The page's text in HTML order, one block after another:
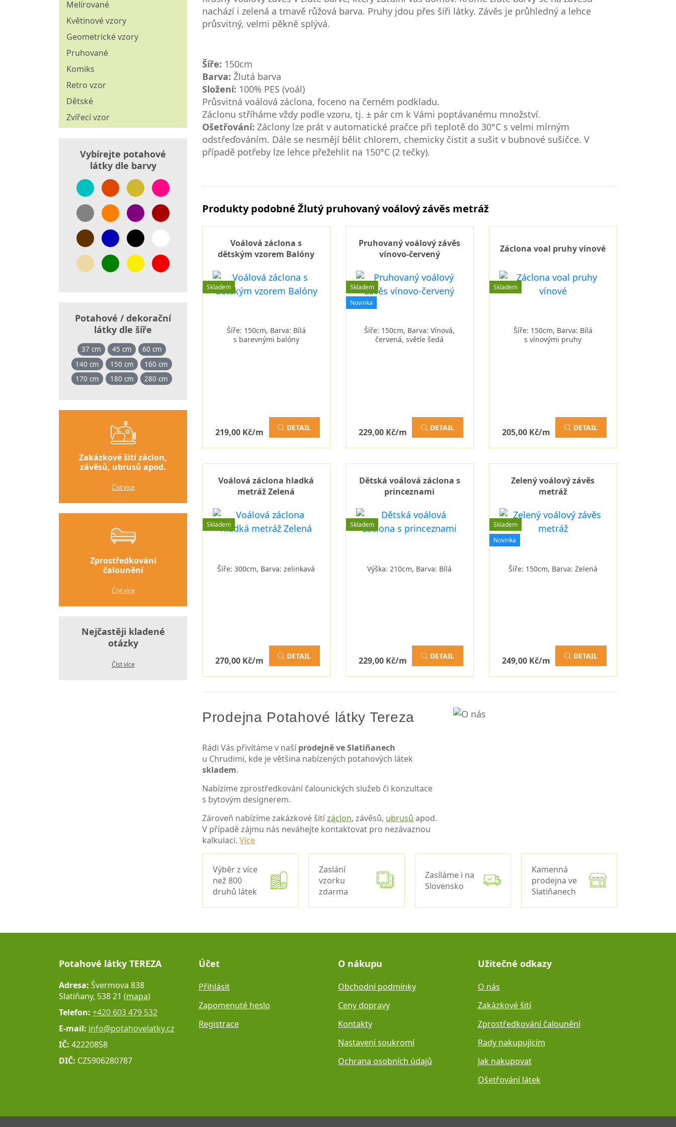
Štoly
Ubrusoviny
Vánoční dekorační látky
Závěsové látky
Povlečení
Přikrývky
Melírované
Květinové vzory
Geometrické vzory
Pruhované
Komiks
Retro vzor
Dětské
Zvířecí vzor
Vybírejte potahové
látky dle barvy
Potahové / dekorační
látky dle šíře
37 cm 45 cm
60 cm
140 cm
150 cm
160 cm
170 cm
180 cm 280 cm
Zakázkové šití záclon,
závěsů, ubrusů apod.
Číst více
Zprostředkování
čalounění
Číst více
Nejčastěji kladené
otázky
Číst více
nachází i zelená a tmavě růžová barva. Pruhy jdou přes šíři látky. Závěs je průhledný a lehce
průsvitný, velmi pěkně splývá.
Šíře: 150cm
Barva: Žlutá barva
Složení: 100% PES (voál)
Průsvitná voálová záclona, foceno na černém podkladu.
Záclonu stříháme vždy podle vzoru, tj. ± pár cm k Vámi poptávanému množství.
Ošetřování: Záclony lze prát v automatické pračce při teplotě do 30°C s velmi mírným
odstřeďováním. Dále se nesmějí bělit chlorem, chemicky čistit a sušit v bubnové sušičce. V
případě potřeby lze lehce přežehlit na 150°C (2 tečky).
Produkty podobné Žlutý pruhovaný voálový závěs metráž
Voálová záclona s
dětským vzorem Balóny
Skladem
Šíře: 150cm, Barva: Bílá
s barevnými balóny
219,00 Kč/m DETAIL
Pruhovaný voálový závěs
vínovo-červený
Skladem
Novinka
Šíře: 150cm, Barva: Vínová,
červená, světle šedá
229,00 Kč/m DETAIL
Záclona voal pruhy vínové
Skladem
Šíře: 150cm, Barva: Bílá
s vínovými pruhy
205,00 Kč/m DETAIL
Voálová záclona hladká
metráž Zelená
Skladem
Šíře: 300cm, Barva: zelinkavá
270,00 Kč/m DETAIL
Dětská voálová záclona s
princeznami
Skladem
Výška: 210cm, Barva: Bílá
229,00 Kč/m DETAIL
Zelený voálový závěs
metráž
Skladem
Novinka
Šíře: 150cm, Barva: Zelená
249,00 Kč/m DETAIL
Prodejna Potahové látky Tereza
Rádi Vás přivítáme v naší prodejně ve Slatiňanech
u Chrudimi, kde je většina nabízených potahových látek
skladem.
Nabízíme zprostředkování čalounických služeb či konzultace
s bytovým designerem.
Zároveň nabízíme zakázkové šitízáclon, závěsů, ubrusů apod.
V případě zájmu nás neváhejte kontaktovat pro nezávaznou
kalkulaci. Více
Výběr z více
než 800
druhů látek
Zaslání
vzorku
zdarma
Zasíláme i na
Slovensko
Kamenná
prodejna ve
Slatiňanech
Potahové látky TEREZA
Adresa: Švermova 838
Slatiňany, 538 21 (mapa)
Telefon: +420 603 479 532
E-mail: info@potahovelatky.cz
IČ: 42220858
DIČ: CZ5906280787
Účet
Přihlásit
Zapomenuté heslo
Registrace
O nákupu
Obchodní podmínky
Ceny dopravy
Kontakty
Nastavení soukromí
Ochrana osobních údajů
Užitečné odkazy
O nás
Zakázkové šití
Zprostředkování čalounění
Rady nakupujícím
Jak nakupovat
Ošetřování látek